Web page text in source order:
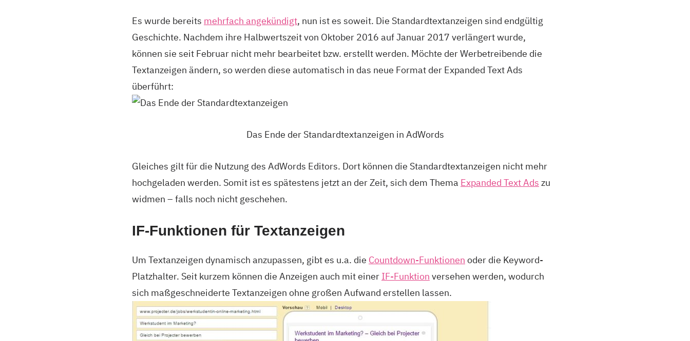
Es wurde bereits mehrfach angekündigt, nun ist es soweit. Die Standardtextanzeigen sind endgültig
Geschichte. Nachdem ihre Halbwertszeit von Oktober 2016 auf Januar 2017 verlängert wurde,
können sie seit Februar nicht mehr bearbeitet bzw. erstellt werden. Möchte der Werbetreibende die
Textanzeigen ändern, so werden diese automatisch in das neue Format der Expanded Text Ads
überführt:
Das Ende der Standardtextanzeigen in AdWords
Gleiches gilt für die Nutzung des AdWords Editors. Dort können die Standardtextanzeigen nicht mehr
hochgeladen werden. Somit ist es spätestens jetzt an der Zeit, sich dem Thema Expanded Text Ads zu
widmen – falls noch nicht geschehen.
IF-Funktionen für Textanzeigen
Um Textanzeigen dynamisch anzupassen, gibt es u.a. die Countdown-Funktionen oder die Keyword-
Platzhalter. Seit kurzem können die Anzeigen auch mit einer IF-Funktion versehen werden, wodurch
sich maßgeschneiderte Textanzeigen ohne großen Aufwand erstellen lassen.